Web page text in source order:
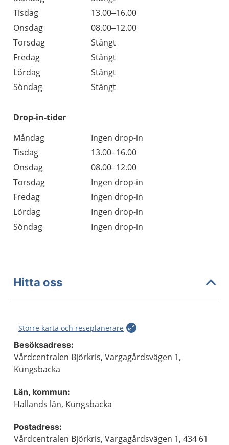
Tisdag
13.00–16.00
Onsdag
08.00–12.00
Torsdag
Stängt
Fredag
Stängt
Lördag
Stängt
Söndag
Stängt
Drop-in-tider
Måndag
Ingen drop-in
Tisdag
13.00–16.00
Onsdag
08.00–12.00
Torsdag
Ingen drop-in
Fredag
Ingen drop-in
Lördag
Ingen drop-in
Söndag
Ingen drop-in
Hitta oss
Större karta och reseplanerare
Besöksadress:
Vårdcentralen Björkris, Vargagårdsvägen 1,
Kungsbacka
Län, kommun:
Hallands län, Kungsbacka
Postadress:
Vårdcentralen Björkris, Vargagårdsvägen 1, 434 61